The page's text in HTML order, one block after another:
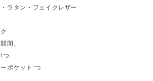
タン・フェイクレザー
閉、
ット1つ